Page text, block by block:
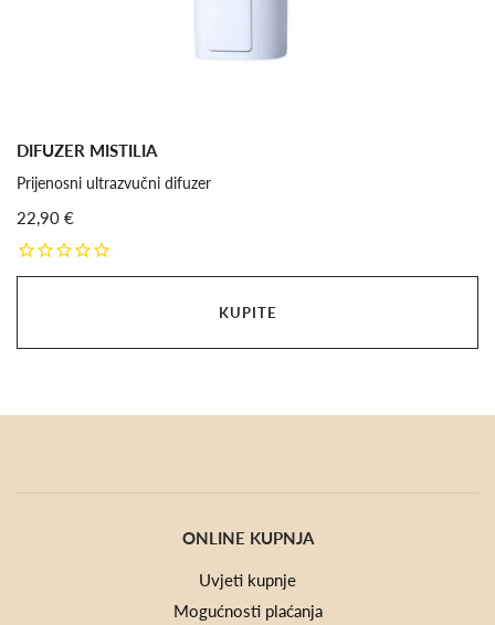
DIFUZER MISTILIA
Prijenosni ultrazvučni difuzer
22,90 €
KUPITE
ONLINE KUPNJA
Uvjeti kupnje
Mogućnosti plaćanja